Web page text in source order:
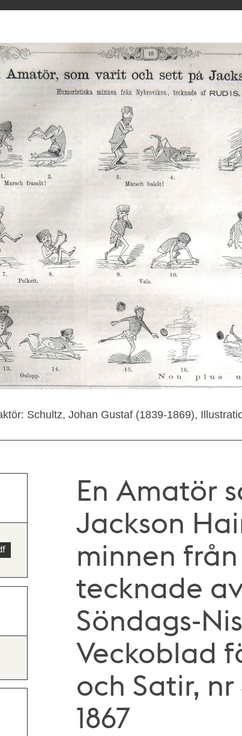
Schultz, Johan Gustaf (1839-1869),
En Amatör
Jackson
minnen
tecknade
Söndags-
Veckoblad
och Satir,
1867